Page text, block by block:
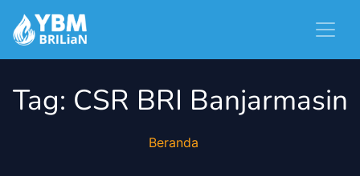
Tag: CSR BRI Banjarmasin
Beranda